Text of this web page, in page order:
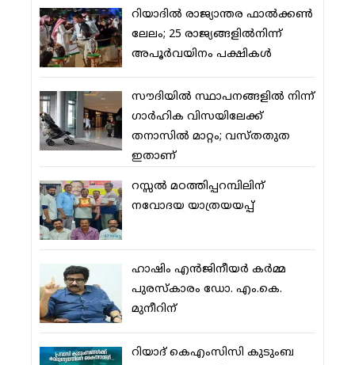
റിയാദില്‍ രാജ്യാന്തര ഫാല്‍ക്കണ്‍
ലേലം; 25 രാജ്യങ്ങളില്‍നിന്ന്
അപൂര്‍വയിനം പക്ഷികള്‍
സൗദിയില്‍ സ്ഥാപനങ്ങളില്‍ നിന്ന്
ഗാര്‍ഹിക വിസയിലേക്ക്
തനാസില്‍ മാറ്റം; വസ്തതുത
ഇതാണ്
റസ്സല്‍ മഠത്തിപ്പറമ്പിലിന്
നവോദയ യാത്രയയപ്പ്
ഹാഷിം എന്‍ജിനീയര്‍ കര്‍മ്മ
പുരസ്‌കാരം ഡോ. എം.കെ.
മുനീറിന്
റിയാദ് കെഎംസിസി കുടുംബ